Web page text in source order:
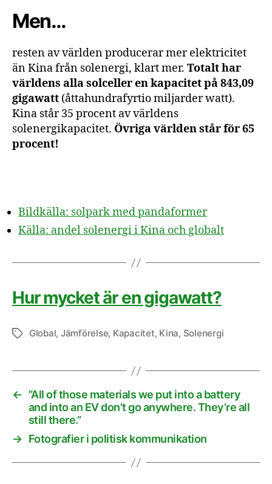
Men…
resten av världen producerar mer elektricitet
än Kina från solenergi, klart mer. Totalt har
världens alla solceller en kapacitet på 843,09
gigawatt (åttahundrafyrtio miljarder watt).
Kina står 35 procent av världens
solenergikapacitet. Övriga världen står för 65
procent!
Bildkälla: solpark med pandaformer
Källa: andel solenergi i Kina och globalt
Hur mycket är en gigawatt?
Etiketter
Global, Jämförelse, Kapacitet, Kina, Solenergi
← ”All of those materials we put into a battery
and into an EV don’t go anywhere. They’re all
still there.”
→ Fotografier i politisk kommunikation